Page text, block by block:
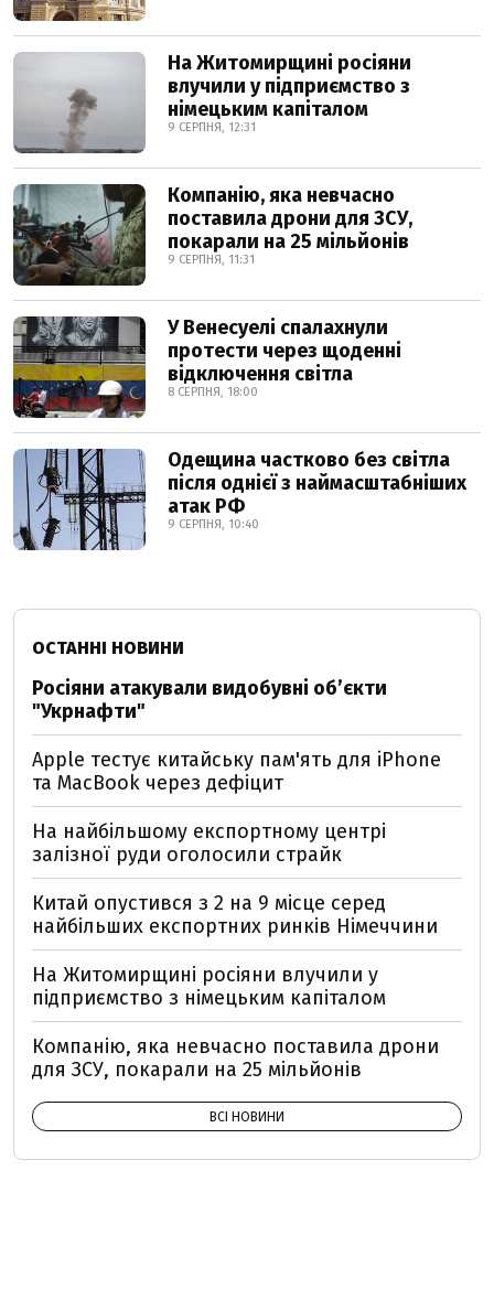
На Житомирщині росіяни
влучили у підприємство з
німецьким капіталом
9 СЕРПНЯ, 12:31
Компанію, яка невчасно
поставила дрони для ЗСУ,
покарали на 25 мільйонів
9 СЕРПНЯ, 11:31
У Венесуелі спалахнули
протести через щоденні
відключення світла
8 СЕРПНЯ, 18:00
Одещина частково без світла
після однієї з наймасштабніших
атак РФ
9 СЕРПНЯ, 10:40
ОСТАННІ НОВИНИ
Росіяни атакували видобувні обʼєкти
"Укрнафти"
Apple тестує китайську пам'ять для iPhone
та MacBook через дефіцит
На найбільшому експортному центрі
залізної руди оголосили страйк
Китай опустився з 2 на 9 місце серед
найбільших експортних ринків Німеччини
На Житомирщині росіяни влучили у
підприємство з німецьким капіталом
Компанію, яка невчасно поставила дрони
для ЗСУ, покарали на 25 мільйонів
ВСІ НОВИНИ